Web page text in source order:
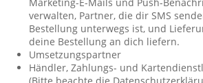
verwalten, Partner, die dir SMS
Bestellung unterwegs ist, und
deine Bestellung an dich liefern.
Umsetzungspartner
Händler, Zahlungs- und